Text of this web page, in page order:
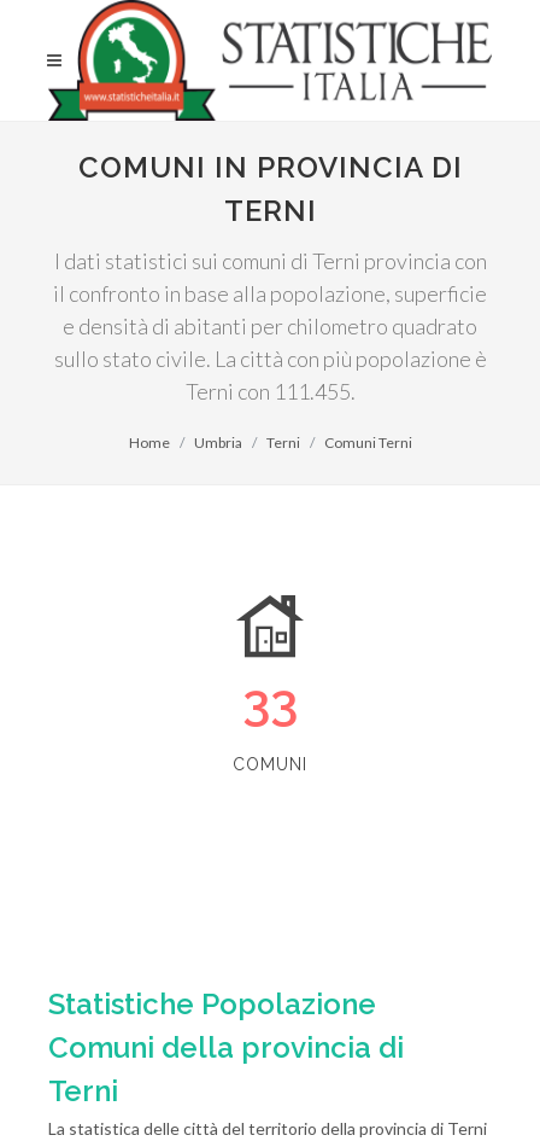
COMUNI IN PROVINCIA DI
TERNI
I dati statistici sui comuni di Terni provincia con
il confronto in base alla popolazione, superficie
e densità di abitanti per chilometro quadrato
sullo stato civile. La città con più popolazione è
Terni con 111.455.
Home Umbria Terni Comuni Terni
33
COMUNI
Statistiche Popolazione
Comuni della provincia di
Terni
La statistica delle città del territorio della provincia di Terni